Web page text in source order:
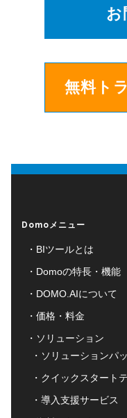
お
無料ト
Domoメニュー
BIツールとは
Domoの特長・機能
DOMO.AIについて
価格・料金
ソリューション
ソリューションパ
クイックスタート
導入支援サービス